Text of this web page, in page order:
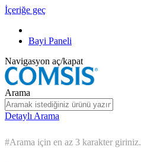
İçeriğe geç
Bayi Paneli
Navigasyon aç/kapat
Arama
Detaylı Arama
#Arama için en az 3 karakter giriniz.